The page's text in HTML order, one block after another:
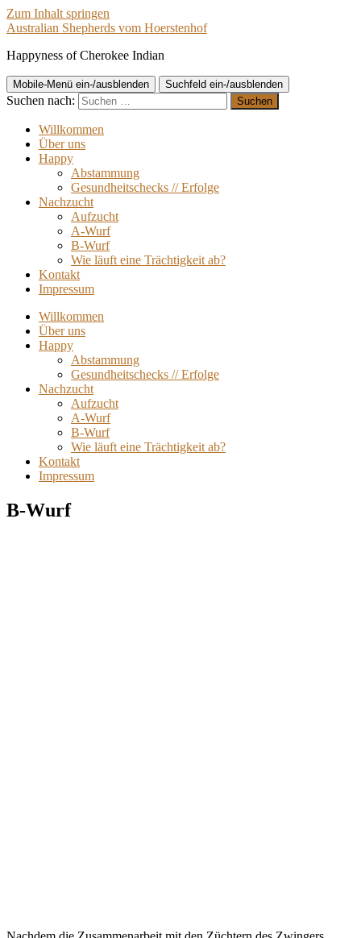
Zum Inhalt springen
Australian Shepherds vom Hoerstenhof
Happyness of Cherokee Indian
Mobile-Menü ein-/ausblenden Suchfeld ein-/ausblenden
Suchen nach:
Willkommen
Über uns
Happy
Abstammung
Gesundheitschecks // Erfolge
Nachzucht
Aufzucht
A-Wurf
B-Wurf
Wie läuft eine Trächtigkeit ab?
Kontakt
Impressum
Willkommen
Über uns
Happy
Abstammung
Gesundheitschecks // Erfolge
Nachzucht
Aufzucht
A-Wurf
B-Wurf
Wie läuft eine Trächtigkeit ab?
Kontakt
Impressum
B-Wurf